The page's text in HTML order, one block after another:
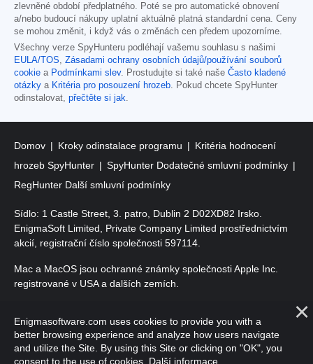
zlevněné období předplatného. Poté se pro automatické obnovení
a/nebo budoucí nákupy uplatní aktuálně platná standardní cena. Ceny
se mohou změnit, i když vás o změnách cen předem upozorníme.
Všechny verze SpyHunteru podléhají vašemu souhlasu s našimi
EULA/TOS, Zásadami ochrany osobních údajů/používání souborů
cookie a Podmínkami slev. Prostudujte si také naše Často kladené
otázky a Kritéria pro posouzení hrozeb. Pokud chcete SpyHunter
odinstalovat, přečtěte si jak.
Domov Kroky odinstalace programu
Kritéria hodnocení
hrozeb SpyHunter
SpyHunter Dodatečné smluvní podmínky
RegHunter Další smluvní podmínky
Sídlo: 1 Castle Street, 3. patro, Dublin 2 D02XD82 Irsko.
EnigmaSoft Limited, Private Company Limited prostřednictvím
akcií, registrační číslo společnosti 597114.
Mac a MacOS jsou ochranné známky společnosti Apple Inc.
registrované v USA a dalších zemích.
vyhrazena.
Enigmasoftware.com uses cookies to provide you with a
better browsing experience and analyze how users navigate
and utilize the Site. By using this Site or clicking on "OK", you
consent to the use of cookies. Další informace